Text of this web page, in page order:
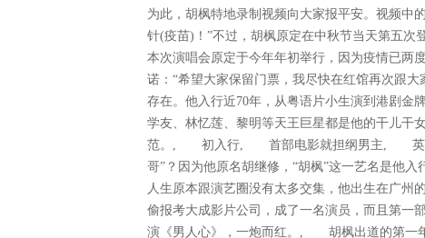
为此，胡枫特地录制视频向大家报平安。视频中
针(疫苗)！”不过，胡枫原定在中秋节当天第五次
本次演唱会原定于今年年初举行，因为疫情已两
诺：“希望大家保留门票，我尽快在红馆再次
存在。他入行近70年，从粤语片小生演到港剧金
学友、林忆莲、黎明等天王巨星都是他的干儿干
范。, 初入行, 首部电影就担纲男主, 英俊
哥”？因为他原名胡继修，“胡枫”这一艺名是他
人生原本跟演艺圈没有太多交集，他出生在广州
偷报考大成影片公司，成了一名演员，而且第
演《男人心》，一炮而红。, 胡枫出道的第一